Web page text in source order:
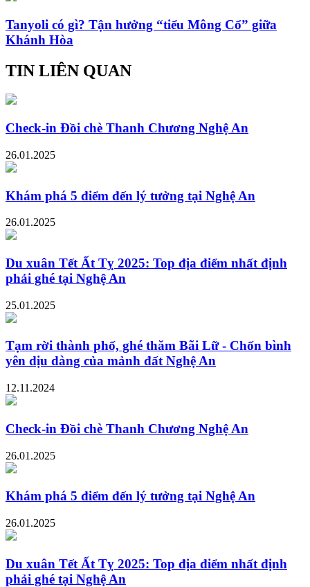
Tanyoli có gì? Tận hưởng “tiểu Mông Cổ” giữa
Khánh Hòa
TIN LIÊN QUAN
Check-in Đồi chè Thanh Chương Nghệ An
26.01.2025
Khám phá 5 điểm đến lý tưởng tại Nghệ An
26.01.2025
Du xuân Tết Ất Tỵ 2025: Top địa điểm nhất định
phải ghé tại Nghệ An
25.01.2025
Tạm rời thành phố, ghé thăm Bãi Lữ - Chốn bình
yên dịu dàng của mảnh đất Nghệ An
12.11.2024
Check-in Đồi chè Thanh Chương Nghệ An
26.01.2025
Khám phá 5 điểm đến lý tưởng tại Nghệ An
26.01.2025
Du xuân Tết Ất Tỵ 2025: Top địa điểm nhất định
phải ghé tại Nghệ An